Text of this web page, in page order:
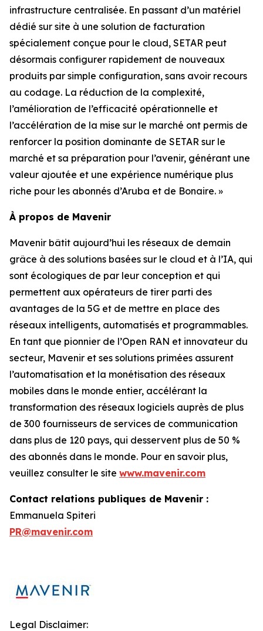
infrastructure centralisée. En passant d’un matériel
dédié sur site à une solution de facturation
spécialement conçue pour le cloud, SETAR peut
désormais configurer rapidement de nouveaux
produits par simple configuration, sans avoir recours
au codage. La réduction de la complexité,
l’amélioration de l’efficacité opérationnelle et
l’accélération de la mise sur le marché ont permis de
renforcer la position dominante de SETAR sur le
marché et sa préparation pour l’avenir, générant une
valeur ajoutée et une expérience numérique plus
riche pour les abonnés d’Aruba et de Bonaire. »
À propos de Mavenir
Mavenir bâtit aujourd’hui les réseaux de demain
grâce à des solutions basées sur le cloud et à l’IA, qui
sont écologiques de par leur conception et qui
permettent aux opérateurs de tirer parti des
avantages de la 5G et de mettre en place des
réseaux intelligents, automatisés et programmables.
En tant que pionnier de l’Open RAN et innovateur du
secteur, Mavenir et ses solutions primées assurent
l’automatisation et la monétisation des réseaux
mobiles dans le monde entier, accélérant la
transformation des réseaux logiciels auprès de plus
de 300 fournisseurs de services de communication
dans plus de 120 pays, qui desservent plus de 50 %
des abonnés dans le monde. Pour en savoir plus,
veuillez consulter le site www.mavenir.com
Contact relations publiques de Mavenir :
Emmanuela Spiteri
PR@mavenir.com
Legal Disclaimer: